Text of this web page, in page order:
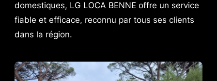
domestiques, LG LOCA BENNE offre un service
fiable et efficace, reconnu par tous ses clients
dans la région.